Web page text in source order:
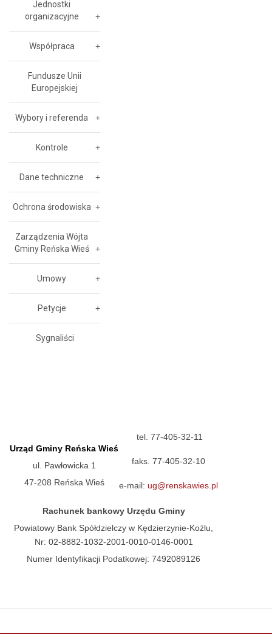
Jednostki
organizacyjne
Współpraca
Fundusze Unii
Europejskiej
Wybory i referenda
Kontrole
Dane techniczne
Ochrona środowiska
Zarządzenia Wójta
Gminy Reńska Wieś
Umowy
Petycje
Sygnaliści
Urząd Gminy Reńska Wieś
ul. Pawłowicka 1
47-208 Reńska Wieś
tel. 77-405-32-11
faks. 77-405-32-10
e-mail: ug@renskawies.pl
Rachunek bankowy Urzędu Gminy
Powiatowy Bank Spółdzielczy w Kędzierzynie-Koźlu,
Nr: 02-8882-1032-2001-0010-0146-0001
Numer Identyfikacji Podatkowej: 7492089126